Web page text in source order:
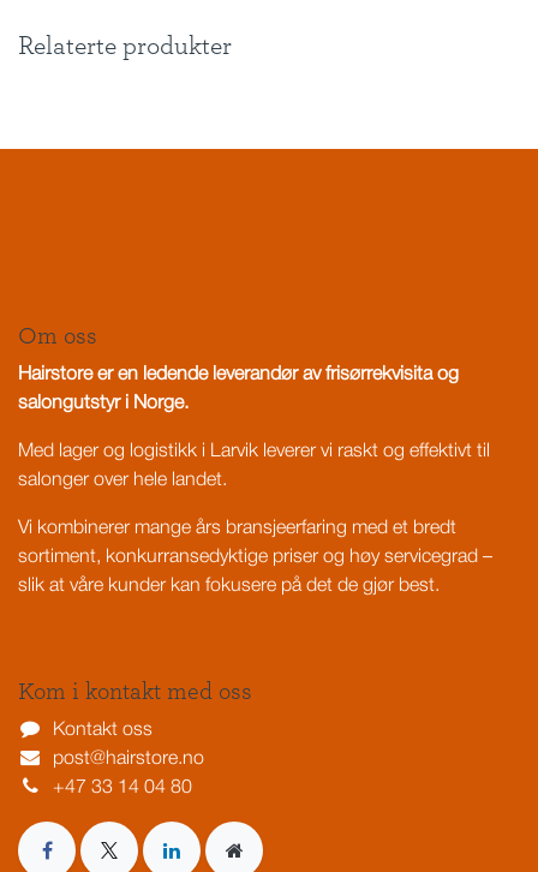
Relaterte produkter
Om oss
Hairstore er en ledende leverandør av frisørrekvisita og
salongutstyr i Norge.
Med lager og logistikk i Larvik leverer vi raskt og effektivt til
salonger over hele landet.
Vi kombinerer mange års bransjeerfaring med et bredt
sortiment, konkurransedyktige priser og høy servicegrad –
slik at våre kunder kan fokusere på det de gjør best.
Kom i kontakt med oss
Kontakt oss
post@hairstore.no
+47 33 14 04 80